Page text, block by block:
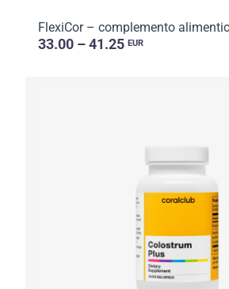
33.00 – 41.25 EUR